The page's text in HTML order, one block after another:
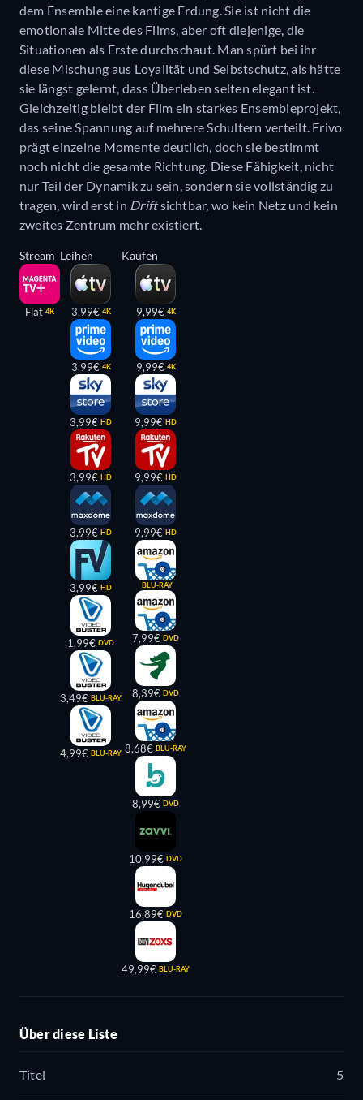
dem Ensemble eine kantige Erdung. Sie ist nicht die
emotionale Mitte des Films, aber oft diejenige, die
Situationen als Erste durchschaut. Man spürt bei ihr
diese Mischung aus Loyalität und Selbstschutz, als hätte
sie längst gelernt, dass Überleben selten elegant ist.
Gleichzeitig bleibt der Film ein starkes Ensembleprojekt,
das seine Spannung auf mehrere Schultern verteilt. Erivo
prägt einzelne Momente deutlich, doch sie bestimmt
noch nicht die gesamte Richtung. Diese Fähigkeit, nicht
nur Teil der Dynamik zu sein, sondern sie vollständig zu
tragen, wird erst in Driftsichtbar, wo kein Netz und kein
zweites Zentrum mehr existiert.
Stream
Flat 4K
Leihen
3,99€ 4K
3,99€ 4K
3,99€ HD
3,99€ HD
3,99€ HD
3,99€ HD
1,99€ DVD
3,49€ BLU-RAY
4,99€ BLU-RAY
Kaufen
9,99€ 4K
9,99€ 4K
9,99€ HD
9,99€ HD
9,99€ HD
BLU-RAY
7,99€ DVD
8,39€ DVD
8,68€ BLU-RAY
8,99€ DVD
10,99€ DVD
16,89€ DVD
49,99€ BLU-RAY
Über diese Liste
Titel 5